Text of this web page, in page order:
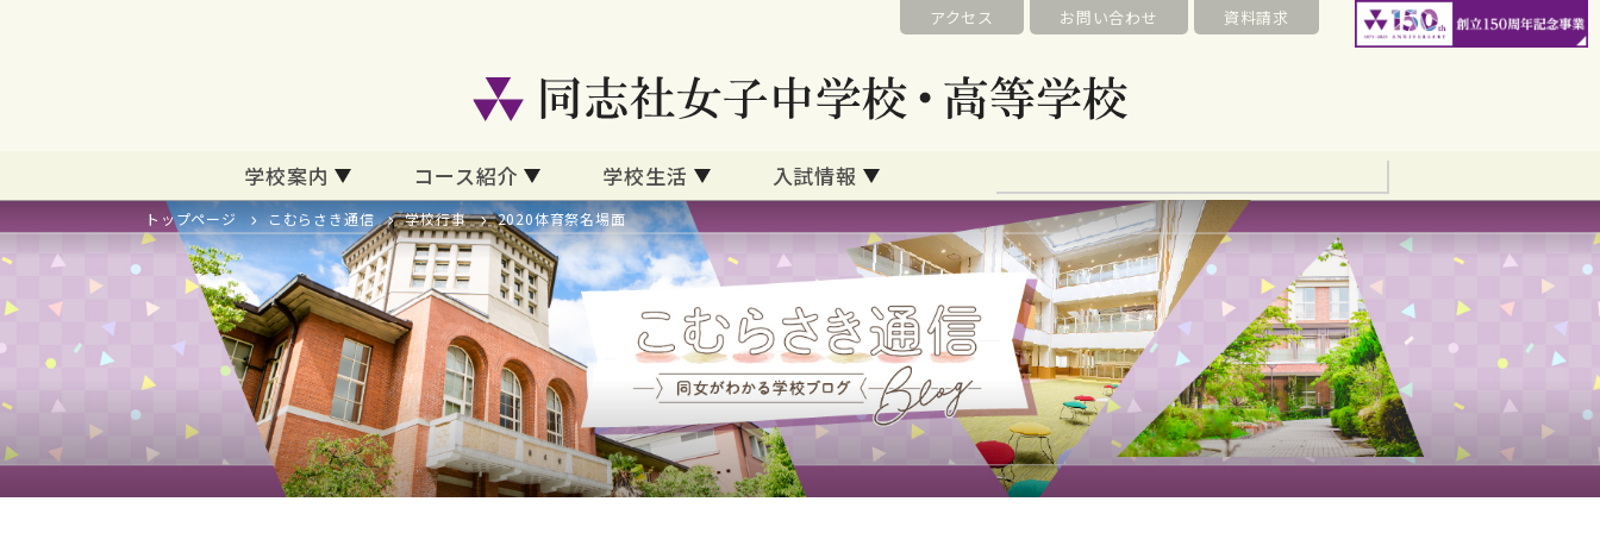
アクセス お問い合わせ 資料請求
学校案内 コース紹介 学校生活 入試情報
トップページ こむらさき通信 学校行事 2020体育祭名場面